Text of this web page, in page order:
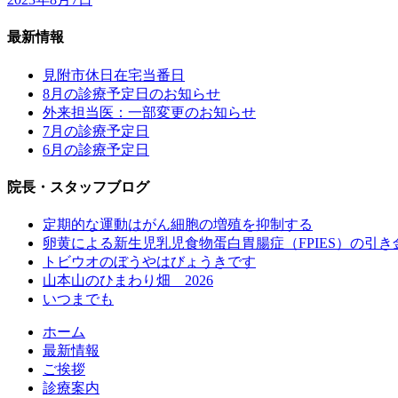
最新情報
見附市休日在宅当番日
8月の診療予定日のお知らせ
外来担当医：一部変更のお知らせ
7月の診療予定日
6月の診療予定日
院長・スタッフブログ
定期的な運動はがん細胞の増殖を抑制する
卵黄による新生児乳児食物蛋白胃腸症（FPIES）の引き
トビウオのぼうやはびょうきです
山本山のひまわり畑 2026
いつまでも
ホーム
最新情報
ご挨拶
診療案内